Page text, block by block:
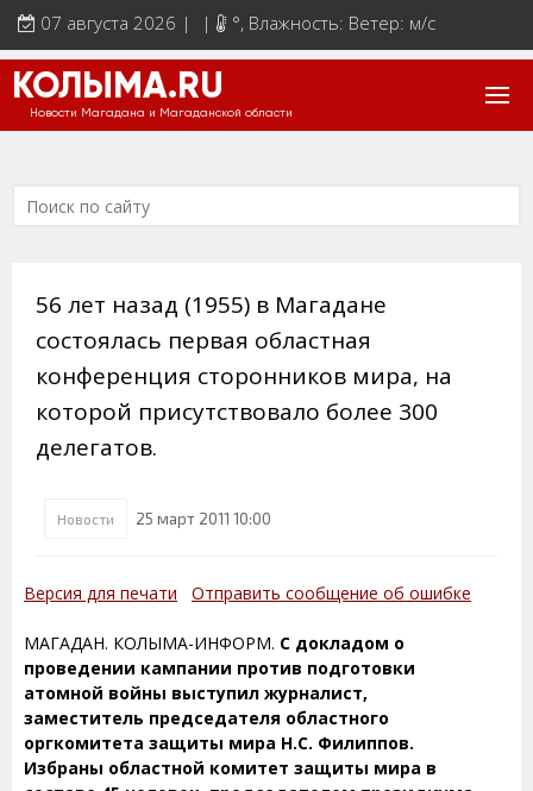
07 августа 2026 | | °, Влажность: Ветер: м/с
КОЛЫМА.RU
Новости Магадана и Магаданской области
56 лет назад (1955) в Магадане
состоялась первая областная
конференция сторонников мира, на
которой присутствовало более 300
делегатов.
Новости 25 март 2011 10:00
Версия для печати Отправить сообщение об ошибке
МАГАДАН. КОЛЫМА-ИНФОРМ. С докладом о
проведении кампании против подготовки
атомной войны выступил журналист,
заместитель председателя областного
оргкомитета защиты мира Н.С. Филиппов.
Избраны областной комитет защиты мира в